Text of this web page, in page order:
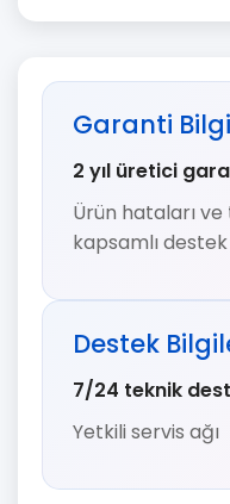
Garanti
2 yıl üretici
Ürün hataları
kapsamlı destek
Destek
7/24 teknik
Yetkili servis ağı